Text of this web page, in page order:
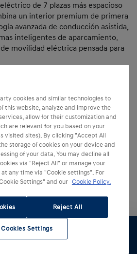
de 7 plazas más espacioso
un interior premium de primera
avanzada de conducción asistida,
inteligentes de aparcamiento.
movilidad eléctrica pensada para
diseño limpio que combina
con un toque de elegancia que
Funciona con pila de
únicamente emite vapor de
pisa.
frecuentes
sobre los SUV? Hyundai te
Expandir todo
cookies and similar technologies to
this website, analyze and improve the
allow for their customization and
are relevant for you based on your
visited sites). By clicking "Accept All
storage of cookies on your device and
of your data. You may decline all
via "Reject All" or manage your
any time via "Cookie settings". For
Settings" and our Cookie Policy.
Reject All
Cookies Settings